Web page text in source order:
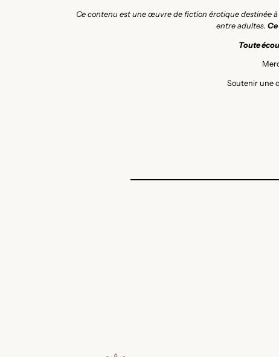
Ce contenu est une œuvre de fiction érotique destinée à
entre adultes.
Toute
Soutenir une